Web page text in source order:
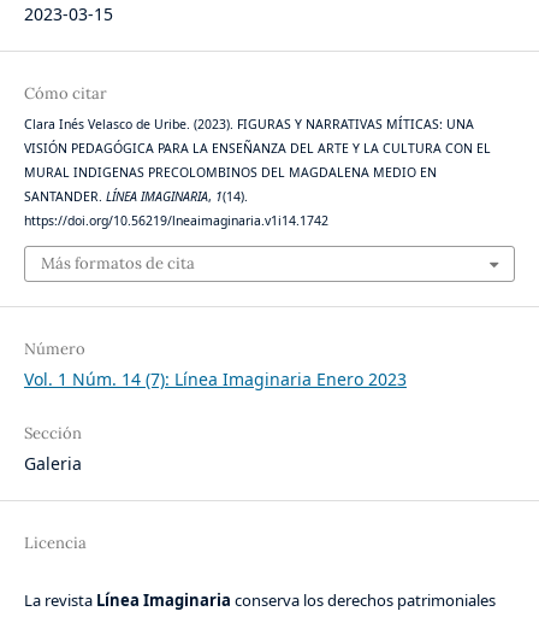
2023-03-15
Cómo citar
Clara Inés Velasco de Uribe. (2023). FIGURAS Y NARRATIVAS MÍTICAS: UNA
VISIÓN PEDAGÓGICA PARA LA ENSEÑANZA DEL ARTE Y LA CULTURA CON EL
MURAL INDIGENAS PRECOLOMBINOS DEL MAGDALENA MEDIO EN
SANTANDER. LÍNEA IMAGINARIA, 1(14).
https://doi.org/10.56219/lneaimaginaria.v1i14.1742
Más formatos de cita
Número
Vol. 1 Núm. 14 (7): Línea Imaginaria Enero 2023
Sección
Galeria
Licencia
La revista Línea Imaginaria conserva los derechos patrimoniales